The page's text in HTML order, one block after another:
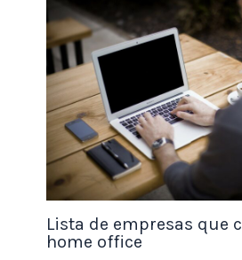
aumentarem.
Pode começar por oferecer
receitas preferidas, como
ou até compotas e geleias
Com os ingredientes e a
breve você poderá atrair um
Lista de empresas que
home office